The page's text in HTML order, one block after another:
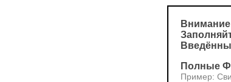
Полные
Пример: